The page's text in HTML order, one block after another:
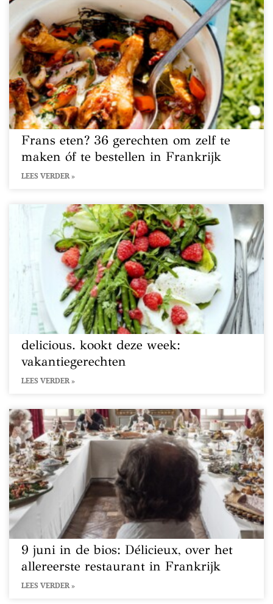
Frans eten? 36 gerechten om zelf te
maken óf te bestellen in Frankrijk
LEES VERDER »
delicious. kookt deze week:
vakantiegerechten
LEES VERDER »
9 juni in de bios: Délicieux, over het
allereerste restaurant in Frankrijk
LEES VERDER »